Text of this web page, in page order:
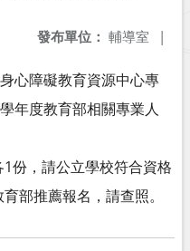
發布單位： 輔導室 |
心障礙教育資源中心專
年度教育部相關專業人
份，請公立學校符合資格
部推薦報名，請查照。